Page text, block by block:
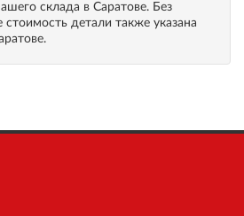
склада в Саратове. Без
стоимость детали также указана